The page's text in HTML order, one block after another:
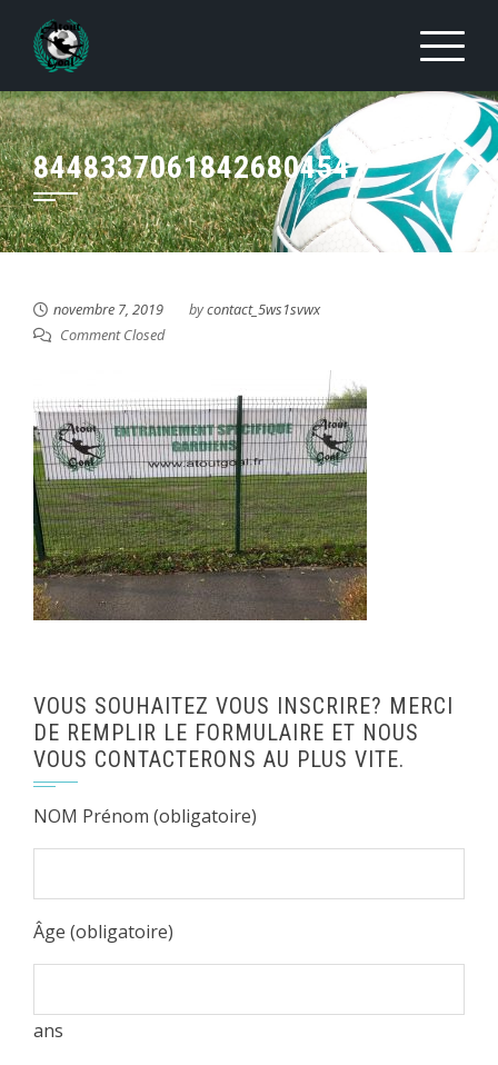
content
8448337061842680454
novembre 7, 2019 bycontact_5ws1svwx
Comment Closed
VOUS SOUHAITEZ VOUS INSCRIRE? MERCI
DE REMPLIR LE FORMULAIRE ET NOUS
VOUS CONTACTERONS AU PLUS VITE.
NOM Prénom (obligatoire)
Âge (obligatoire)
ans